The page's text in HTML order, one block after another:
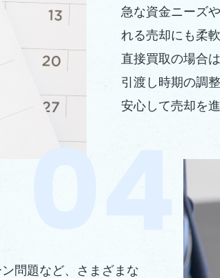
急な資金ニーズ
れる売却にも柔
直接買取の場合
引渡し時期の調
安心して売却を
問題など、さまざまな